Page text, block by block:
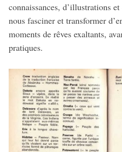
connaissances, d’illustrations
nous fasciner et transformer
moments de rêves exaltants,
pratiques.